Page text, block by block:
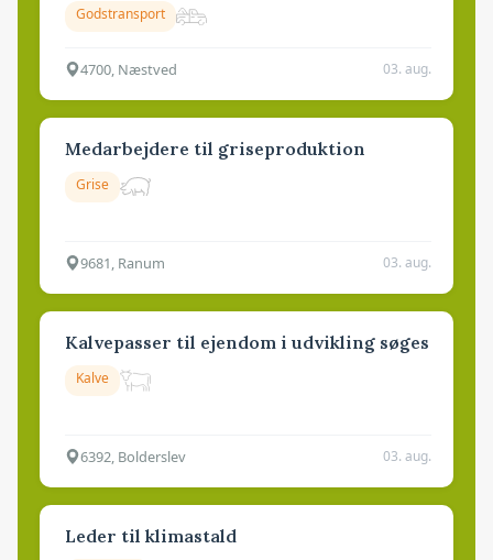
Godstransport
4700, Næstved 03. aug.
Medarbejdere til griseproduktion
Grise
9681, Ranum 03. aug.
Kalvepasser til ejendom i udvikling søges
Kalve
6392, Bolderslev 03. aug.
Leder til klimastald